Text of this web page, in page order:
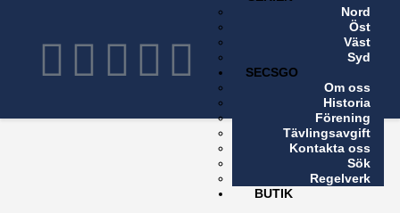
Nord
Öst
Väst
Syd
SECSGO
Om oss
Historia
Förening
Tävlingsavgift
Kontakta oss
Sök
Regelverk
BUTIK